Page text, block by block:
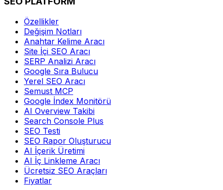
Özellikler
Değişim Notları
Anahtar Kelime Aracı
Site İçi SEO Aracı
SERP Analizi Aracı
Google Sıra Bulucu
Yerel SEO Aracı
Semust MCP
Google İndex Monitörü
AI Overview Takibi
Search Console Plus
SEO Testi
SEO Rapor Oluşturucu
AI İçerik Üretimi
AI İç Linkleme Aracı
Ücretsiz SEO Araçları
Fiyatlar